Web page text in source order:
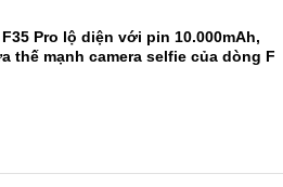
F35 Pro lộ diện với pin 10.000mAh,
thế mạnh camera selfie của dòng F